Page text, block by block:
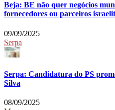
Beja: BE não quer negócios
fornecedores ou parceiros
09/09/2025
Serpa
Serpa: Candidatura do PS
Silva
08/09/2025